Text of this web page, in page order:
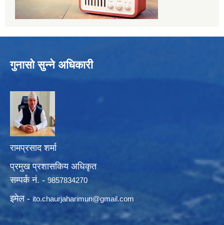
गुनासो सुन्ने अधिकारी
रामप्रसाद शर्मा
प्रमुख प्रशासकिय अधिकृत
सम्पर्क नं. - 9857834270
इमेल - ito.chaurjaharimun@gmail.com